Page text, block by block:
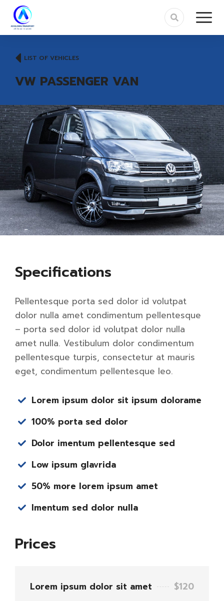
LIST OF VEHICLES
VW PASSENGER VAN
Specifications
Pellentesque porta sed dolor id volutpat
dolor nulla amet condimentum pellentesque
– porta sed dolor id volutpat dolor nulla
amet nulla. Vestibulum dolor condimentum
pellentesque turpis, consectetur at mauris
eget, condimentum pellentesque leo.
Lorem ipsum dolor sit ipsum dolorame
100% porta sed dolor
Dolor imentum pellentesque sed
Low ipsum glavrida
50% more lorem ipsum amet
Imentum sed dolor nulla
Prices
Lorem ipsum dolor sit amet
$120